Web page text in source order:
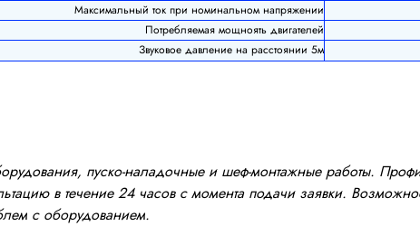
Максимальный ток при номинальном напряжении
Потребляемая мощноять двигателей
Звуковое давление на расстоянии 5м
пуско-наладочные и шеф-монтажные работы.
в течение 24 часов с момента подачи заявки.
с оборудованием.